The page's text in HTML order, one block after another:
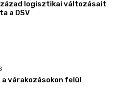
logisztikai változásait
a DSV
várakozásokon felül